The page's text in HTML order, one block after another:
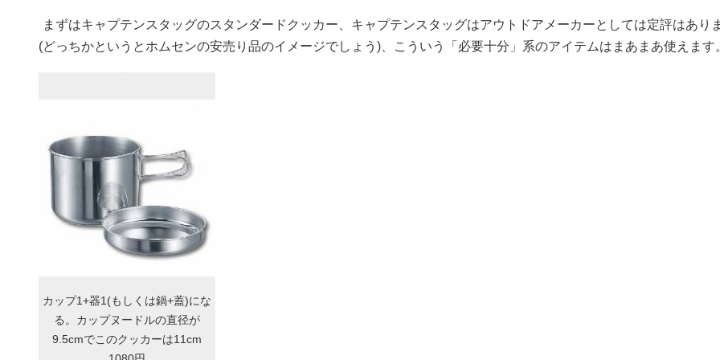
まずはキャプテンスタッグのスタンダードクッカー、キャプテンスタッグはアウトドアメーカーとしては定評はあり
(どっちかというとホムセンの安売り品のイメージでしょう)、こういう「必要十分」系のアイテムはまあまあ使えます
カップ1+器1(もしくは鍋+蓋)にな
る。カップヌードルの直径が
9.5cmでこのクッカーは11cm